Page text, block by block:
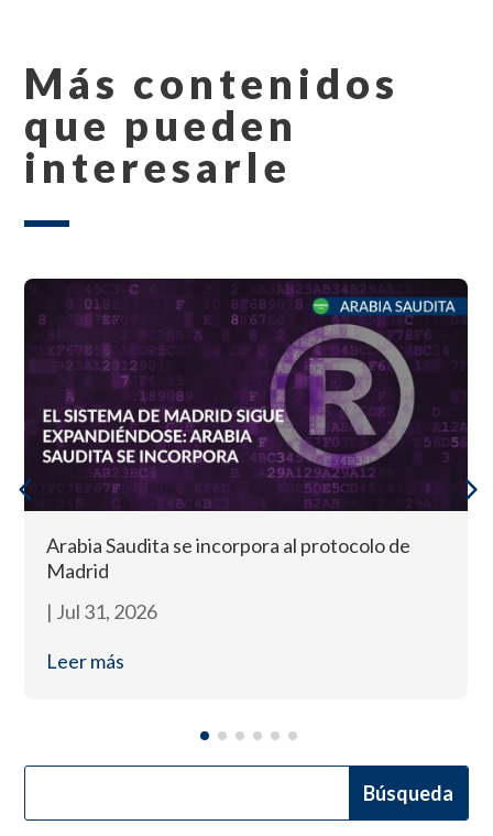
Más contenidos
que pueden
interesarle
Arabia Saudita se incorpora al protocolo de
Madrid
| Jul 31, 2026
Leer más